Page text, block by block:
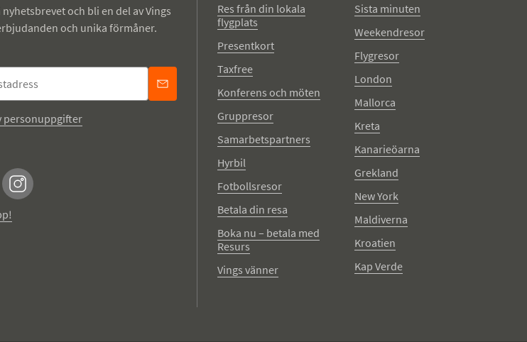
och bli en del av Vings
och unika förmåner.
personuppgifter
Instagram
Res från din lokala
flygplats
Presentkort
Taxfree
Konferens och möten
Gruppresor
Samarbetspartners
Hyrbil
Fotbollsresor
Betala din resa
Boka nu – betala med
Resurs
Vings vänner
Sista minuten
Weekendresor
Flygresor
London
Mallorca
Kreta
Kanarieöarna
Grekland
New York
Maldiverna
Kroatien
Kap Verde